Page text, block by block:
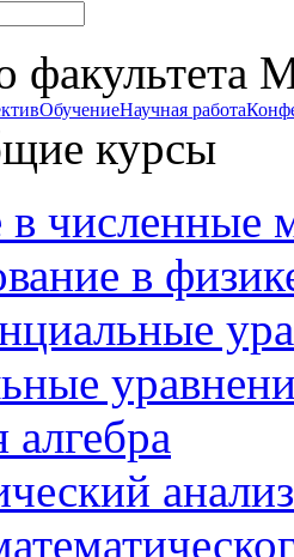
факультета
ОбучениеНаучная работа
курсы
в численные
в